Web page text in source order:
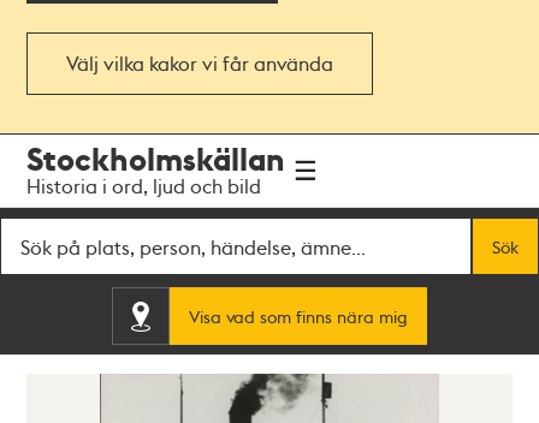
Välj vilka kakor vi får använda
navigationen
huvudinnehållet
Stockholmskällan
Historia i ord, ljud och bild
Sök
Visa vad som finns nära mig